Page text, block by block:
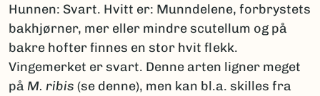
Hunnen: Svart. Hvitt er: Munndelene, forbrystets
bakhjørner, mer eller mindre scutellum og på
bakre hofter finnes en stor hvit flekk.
Vingemerket er svart. Denne arten ligner meget
på M. ribis (se denne), men kan bl.a. skilles fra